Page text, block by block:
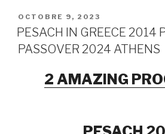
PUBLIÉ
LE
OCTOBRE 9, 2023
PESACH IN GREECE 2014
PASSOVER 2024 ATHENS
2 AMAZING